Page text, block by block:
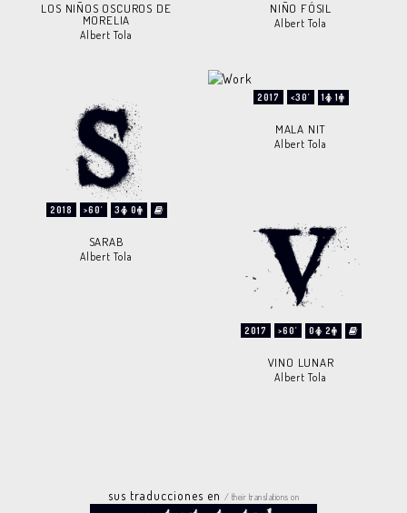
LOS NIÑOS OSCUROS DE
MORELIA
Albert Tola
NIÑO FÓSIL
Albert Tola
2018 >60' 3 0
SARAB
Albert Tola
2017 <30' 1 1
MALA NIT
Albert Tola
2017 >60' 0 2
VINO LUNAR
Albert Tola
sus traducciones en / their translations on